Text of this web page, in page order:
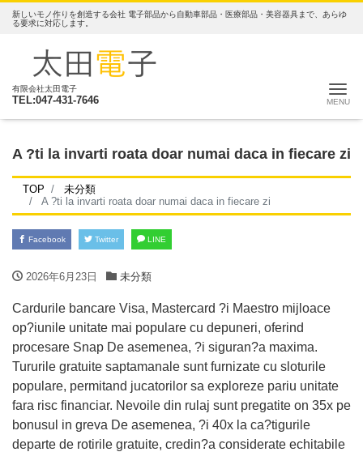
新しいモノ作りを創造する会社 電子部品から自動車部品・医療部品・美容器具まで、あらゆ
る要求に対応します。
有限会社太田電子
TEL:047-431-7646 ナ
A ?ti la invarti roata doar numai daca in fiecare zi
TOP
未分類
A ?ti la invarti roata doar numai daca in fiecare zi
Facebook Twitter LINE
2026年6月23日 未分類
Cardurile bancare Visa, Mastercard ?i Maestro mijloace
op?iunile unitate mai populare cu depuneri, oferind
procesare Snap De asemenea, ?i siguran?a maxima.
Tururile gratuite saptamanale sunt furnizate cu sloturile
populare, permitand jucatorilor sa exploreze pariu unitate
fara risc financiar. Nevoile din rulaj sunt pregatite on 35x pe
bonusul in greva De asemenea, ?i 40x la ca?tigurile
departe de rotirile gratuite, credin?a considerate echitabile